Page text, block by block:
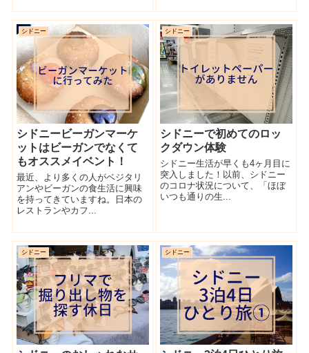
シドニー
シドニービーガンマーケ
ットはビーガンでなくて
もオススメイベント！
最近、より多くの人がベジタリ
アンやビーガンの食生活に興味
を持ってきていますね。日本の
レストランやカフ...
シドニー
シドニーで初めてのロッ
クダウン体験
シドニー生活が早くも4ヶ月目に
突入しました！以前、シドニー
のコロナ状況について、「ほぼ
いつも通りの生...
シドニー シドニー